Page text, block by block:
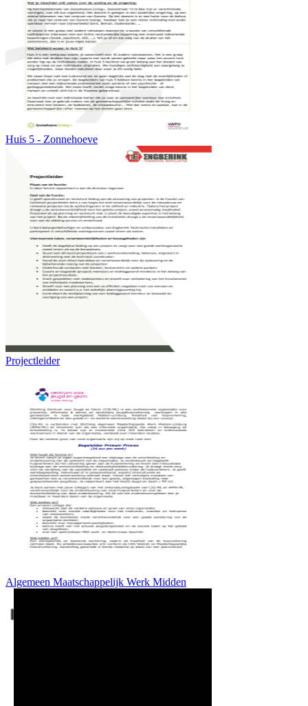
Huis 5 - Zonnehoeve
Projectleider
Algemeen Maatschappelijk Werk Midden